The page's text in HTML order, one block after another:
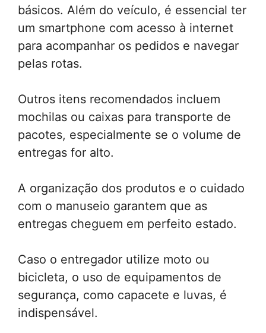
básicos. Além do veículo, é essencial ter
um smartphone com acesso à internet
para acompanhar os pedidos e navegar
pelas rotas.
Outros itens recomendados incluem
mochilas ou caixas para transporte de
pacotes, especialmente se o volume de
entregas for alto.
A organização dos produtos e o cuidado
com o manuseio garantem que as
entregas cheguem em perfeito estado.
Caso o entregador utilize moto ou
bicicleta, o uso de equipamentos de
segurança, como capacete e luvas, é
indispensável.